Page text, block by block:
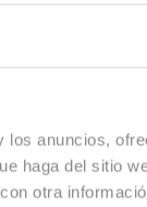
anuncios,
haga del sitio
otra